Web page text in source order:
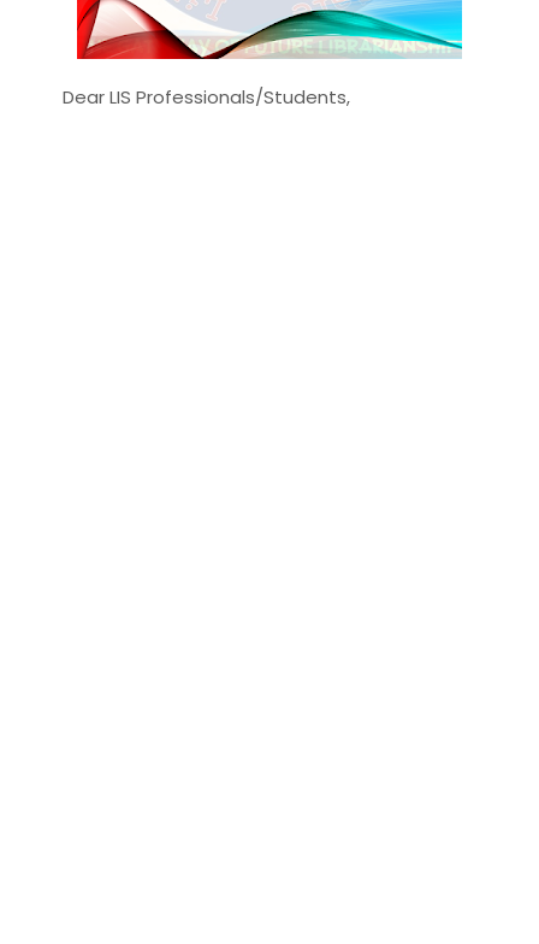
Dear LIS Professionals/Students,